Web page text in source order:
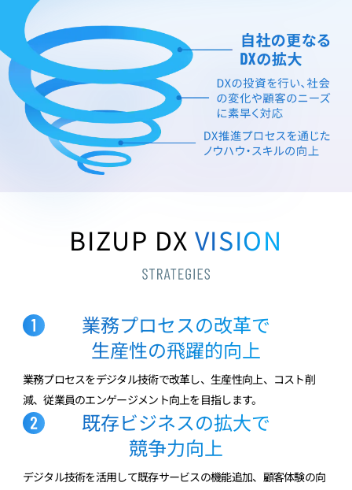
BIZUP DX VISION
業務プロセスの改革で
生産性の飛躍的向上
業務プロセスをデジタル技術で改革し、生産性向上、コスト削
減、従業員のエンゲージメント向上を目指します。
既存ビジネスの拡大で
競争力向上
デジタル技術を活用して既存サービスの機能追加、顧客体験の向